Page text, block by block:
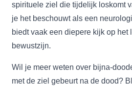
spirituele ziel die tijdelijk loskomt
je het beschouwt als een
biedt vaak een diepere kijk op het
bewustzijn.
Wil je meer weten over bijna-
met de ziel gebeurt na de dood?